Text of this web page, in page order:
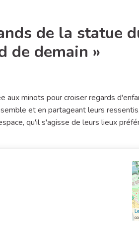
de la statue
de demain »
aux minots pour croiser regards
et en partageant leurs
qu'il s'agisse de leurs lieux